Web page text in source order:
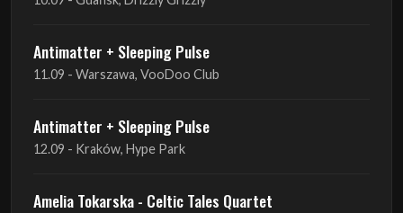
Antimatter + Sleeping Pulse
11.09 - Warszawa, VooDoo Club
Antimatter + Sleeping Pulse
12.09 - Kraków, Hype Park
Amelia Tokarska - Celtic Tales Quartet